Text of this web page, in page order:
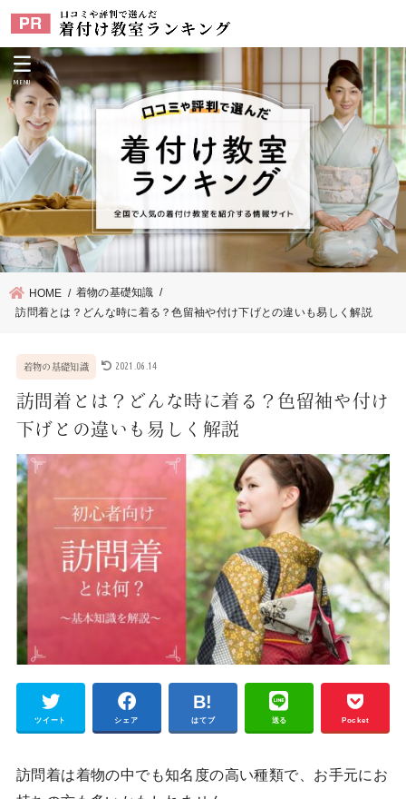
MENU
HOME
着物の基礎知識
訪問着とは？どんな時に着る？色留袖や付け下げとの違いも易しく解説
着物の基礎知識 2021.06.14
訪問着とは？どんな時に着る？色留袖や付け
下げとの違いも易しく解説
ツイート シェア はてブ 送る Pocket
訪問着は着物の中でも知名度の高い種類で、お手元にお